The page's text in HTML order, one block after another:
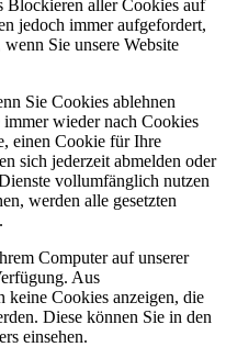
Blockieren aller Cookies auf
jedoch immer aufgefordert,
Sie unsere Website
Sie Cookies ablehnen
wieder nach Cookies
einen Cookie für Ihre
sich jederzeit abmelden oder
vollumfänglich nutzen
werden alle gesetzten
Computer auf unserer
Aus
keine Cookies anzeigen, die
Diese können Sie in den
einsehen.